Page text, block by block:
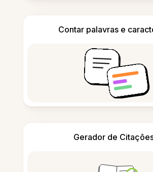
Contar palavras e
Gerador de